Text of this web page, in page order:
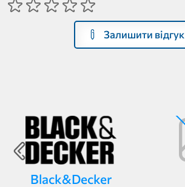
Залишити відгук
Black&Decker